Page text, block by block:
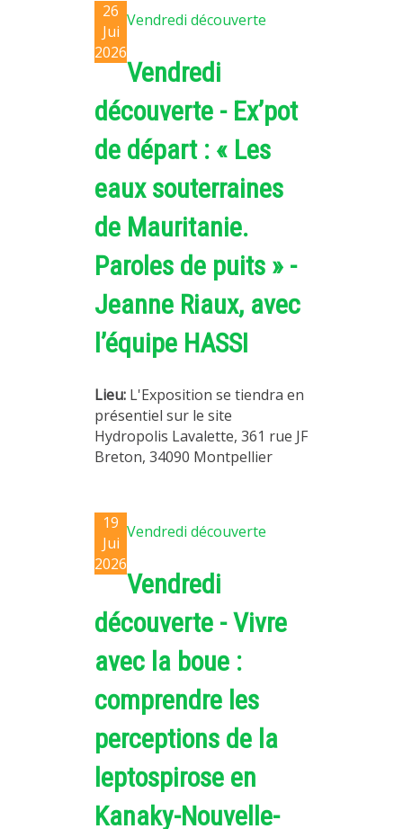
26
Jui
2026
Vendredi découverte
Vendredi
découverte - Ex’pot
de départ : « Les
eaux souterraines
de Mauritanie.
Paroles de puits » -
Jeanne Riaux, avec
l’équipe HASSI
Lieu: L'Exposition se tiendra en
présentiel sur le site
Hydropolis Lavalette, 361 rue JF
Breton, 34090 Montpellier
19
Jui
2026
Vendredi découverte
Vendredi
découverte - Vivre
avec la boue :
comprendre les
perceptions de la
leptospirose en
Kanaky-Nouvelle-